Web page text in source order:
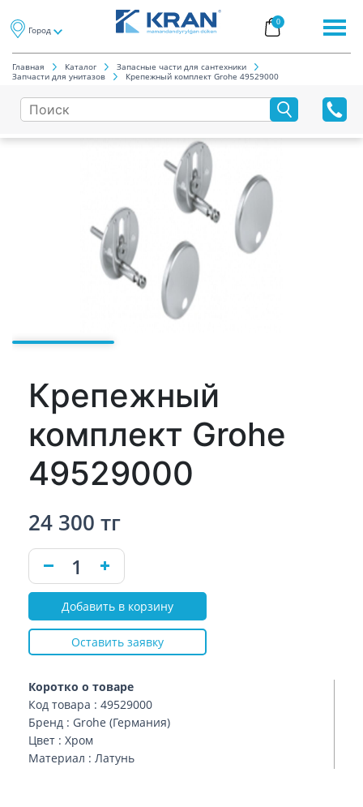
Город
0
Главная Каталог
Запасные части для сантехники
Запчасти для унитазов
Крепежный комплект Grohe 49529000
Крепежный
комплект Grohe
49529000
Коротко о товаре
Код товара : 49529000
Бренд : Grohe (Германия)
Цвет : Хром
Материал : Латунь
24 300 тг
Добавить в корзину
Оставить заявку